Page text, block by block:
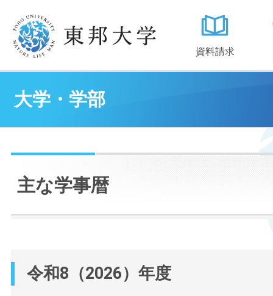
資料請求
大学・学部
主な学事暦
令和8（2026）年度